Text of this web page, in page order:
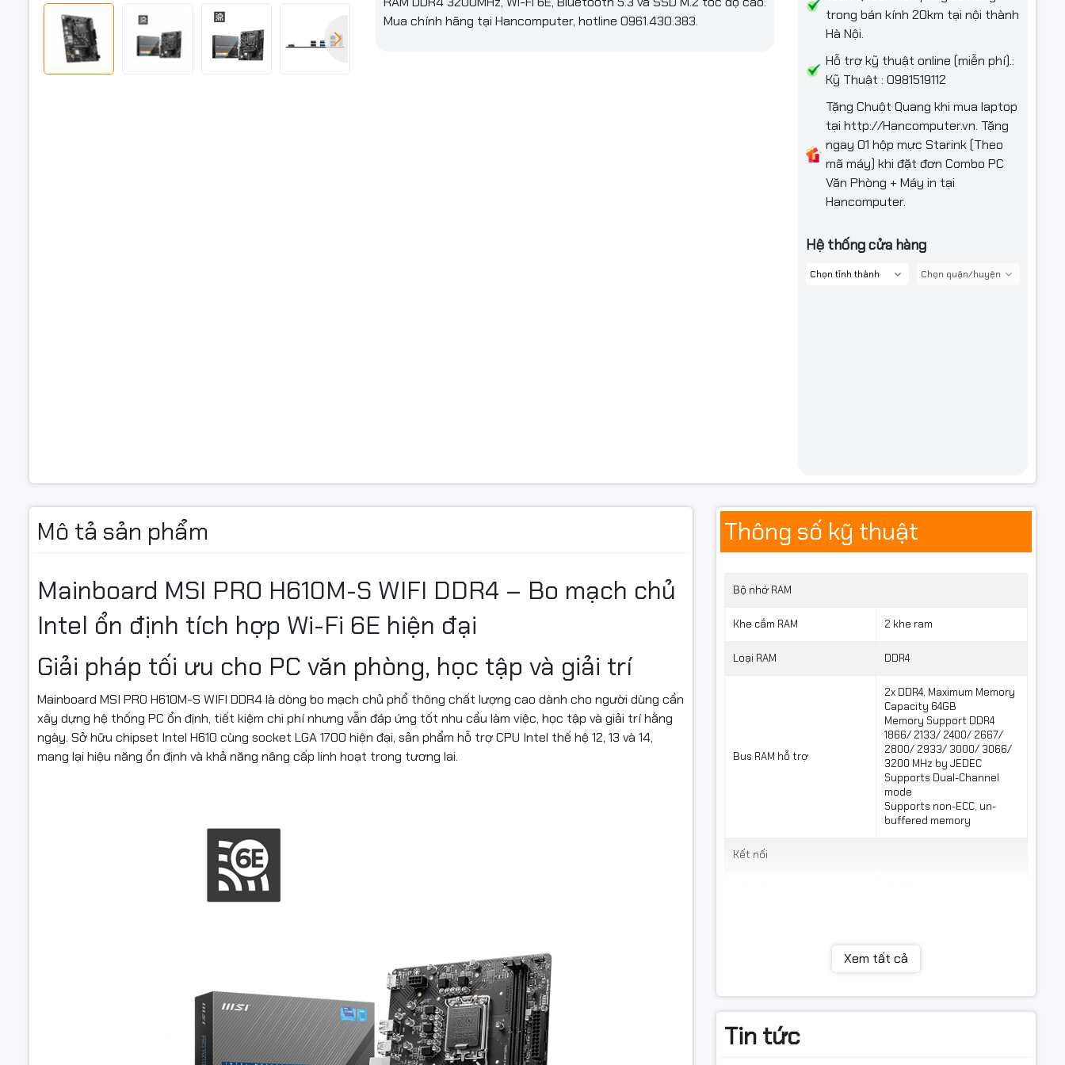
Mua chính hãng tại Hancomputer, hotline 0961.430.383.
trong bán kính 20km tại nội thành
Hà Nội.
Hỗ trợ kỹ thuật online (miễn phí).:
Kỹ Thuật : 0981519112
Tặng Chuột Quang khi mua laptop
tại http://Hancomputer.vn. Tặng
ngay 01 hộp mực Starink (Theo
mã máy) khi đặt đơn Combo PC
Văn Phòng + Máy in tại
Hancomputer.
Hệ thống cửa hàng
Mô tả sản phẩm
Mainboard MSI PRO H610M-S WIFI DDR4 – Bo mạch chủ
Intel ổn định tích hợp Wi-Fi 6E hiện đại
Giải pháp tối ưu cho PC văn phòng, học tập và giải trí
Mainboard MSI PRO H610M-S WIFI DDR4 là dòng bo mạch chủ phổ thông chất lượng cao dành cho người dùng cần
xây dựng hệ thống PC ổn định, tiết kiệm chi phí nhưng vẫn đáp ứng tốt nhu cầu làm việc, học tập và giải trí hằng
ngày. Sở hữu chipset Intel H610 cùng socket LGA 1700 hiện đại, sản phẩm hỗ trợ CPU Intel thế hệ 12, 13 và 14,
mang lại hiệu năng ổn định và khả năng nâng cấp linh hoạt trong tương lai.
Thông số kỹ thuật
Bộ nhớ RAM
Khe cắm RAM 2 khe ram
Loại RAM DDR4
Bus RAM hỗ trợ
2x DDR4, Maximum Memory
Capacity 64GB
Memory Support DDR4
1866/ 2133/ 2400/ 2667/
2800/ 2933/ 3000/ 3066/
3200 MHz by JEDEC
Supports Dual-Channel
mode
Supports non-ECC, un-
buffered memory
Kết nối
Thông số (Lan/Wireless)
installed in the M.2 (Key-E)
slot
2.4GHz / 5GHz / 6GHz*
(160MHz) up to 2.4Gbps
Xem tất cả
Tin tức
Wi-Fi 6E
The Wireless module is pre-installed in the
M.2 (Key-E) slot
Socket Intel LGA 1700
Hỗ trợ CPU
Processors, Pentium® Gold and Celeron®
Processors
Support HDMI™ 1.4 with HDR, maximum
resolution of 4K 30Hz
Âm thanh 8-Channel (7.1) HD Audio with Audio Boost